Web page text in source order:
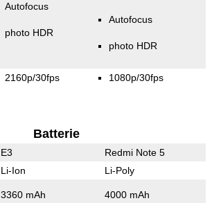
Autofocus
photo HDR
Autofocus
photo HDR
2160p/30fps 1080p/30fps
Batterie
E3 Redmi Note 5
Li-Ion Li-Poly
3360 mAh 4000 mAh